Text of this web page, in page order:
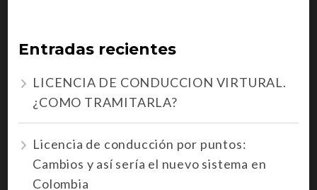
Entradas recientes
LICENCIA DE CONDUCCION VIRTURAL.
¿COMO TRAMITARLA?
Licencia de conducción por puntos:
Cambios y así sería el nuevo sistema en
Colombia